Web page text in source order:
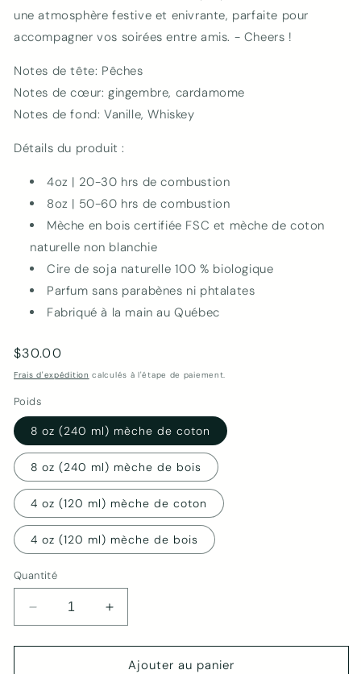
une atmosphère festive et enivrante, parfaite pour
accompagner vos soirées entre amis. - Cheers !
Notes de tête: Pêches
Notes de cœur: gingembre, cardamome
Notes de fond: Vanille, Whiskey
Détails du produit :
4oz | 20-30 hrs de combustion
8oz | 50-60 hrs de combustion
Mèche en bois certifiée FSC et mèche de coton
naturelle non blanchie
Cire de soja naturelle 100 % biologique
Parfum sans parabènes ni phtalates
Fabriqué à la main au Québec
Prix
habituel
$30.00
Frais d'expédition calculés à l'étape de paiement.
Poids
8 oz (240 ml) mèche de coton
8 oz (240 ml) mèche de bois
4 oz (120 ml) mèche de coton
4 oz (120 ml) mèche de bois
Quantité
Réduire
la
quantité
Augmenter
la
quantité
Ajouter au panier